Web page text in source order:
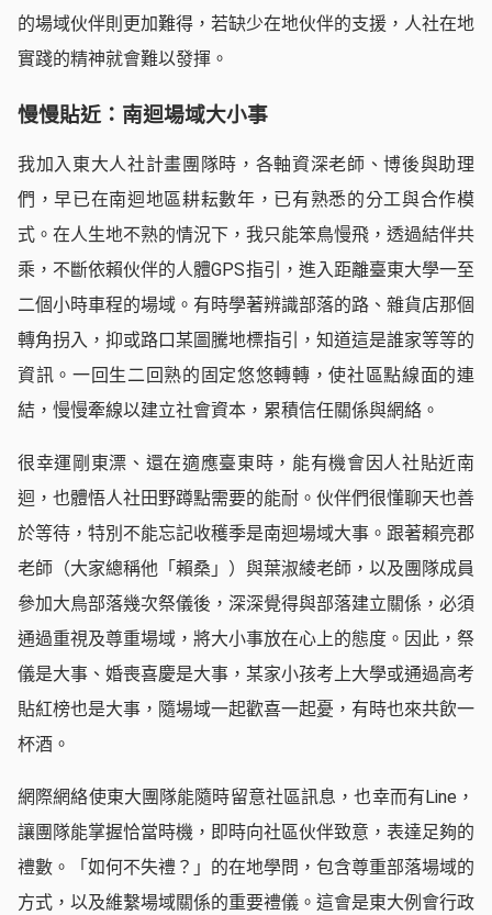
的場域伙伴則更加難得，若缺少在地伙伴的支援，人社在地
實踐的精神就會難以發揮。
慢慢貼近：南迴場域大小事
我加入東大人社計畫團隊時，各軸資深老師、博後與助理
們，早已在南迴地區耕耘數年，已有熟悉的分工與合作模
式。在人生地不熟的情況下，我只能笨鳥慢飛，透過結伴共
乘，不斷依賴伙伴的人體GPS指引，進入距離臺東大學一至
二個小時車程的場域。有時學著辨識部落的路、雜貨店那個
轉角拐入，抑或路口某圖騰地標指引，知道這是誰家等等的
資訊。一回生二回熟的固定悠悠轉轉，使社區點線面的連
結，慢慢牽線以建立社會資本，累積信任關係與網絡。
很幸運剛東漂、還在適應臺東時，能有機會因人社貼近南
迴，也體悟人社田野蹲點需要的能耐。伙伴們很懂聊天也善
於等待，特別不能忘記收穫季是南迴場域大事。跟著賴亮郡
老師（大家總稱他「賴桑」）與葉淑綾老師，以及團隊成員
參加大鳥部落幾次祭儀後，深深覺得與部落建立關係，必須
通過重視及尊重場域，將大小事放在心上的態度。因此，祭
儀是大事、婚喪喜慶是大事，某家小孩考上大學或通過高考
貼紅榜也是大事，隨場域一起歡喜一起憂，有時也來共飲一
杯酒。
網際網絡使東大團隊能隨時留意社區訊息，也幸而有Line，
讓團隊能掌握恰當時機，即時向社區伙伴致意，表達足夠的
禮數。「如何不失禮？」的在地學問，包含尊重部落場域的
方式，以及維繫場域關係的重要禮儀。這會是東大例會行政